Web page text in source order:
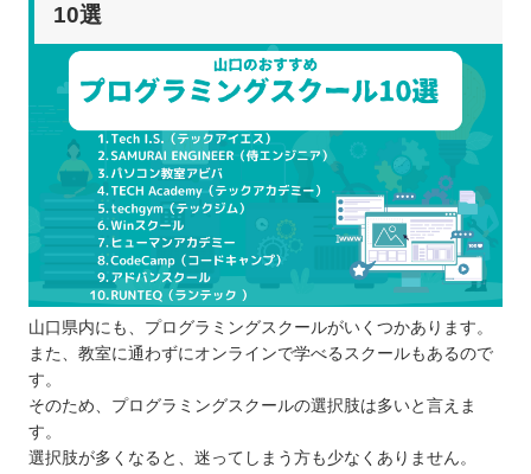
プログラミングスクールを選ぶポイント
自分の目的に合致しているか
希望する言語の学習ができるか
受講方法を選択できるか
転職・就職に強いか
料金・規約が良心的か
プログラミングスクールで学習するメリット
プログラミングが効率的に学べる
理解しにくいところも解決できる
ポートフォリオを作れる
エンジニアに必要なスキルを習得できる
学ぶ目的を明確にする
10選
山口県内にも、プログラミングスクールがいくつかあります。
また、教室に通わずにオンラインで学べるスクールもあるので
す。
そのため、プログラミングスクールの選択肢は多いと言えま
す。
選択肢が多くなると、迷ってしまう方も少なくありません。